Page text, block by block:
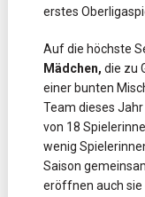
erstes
Auf die höchste
Mädchen, die zu
einer bunten
Team dieses
von 18
wenig
Saison
eröffnen auch sie